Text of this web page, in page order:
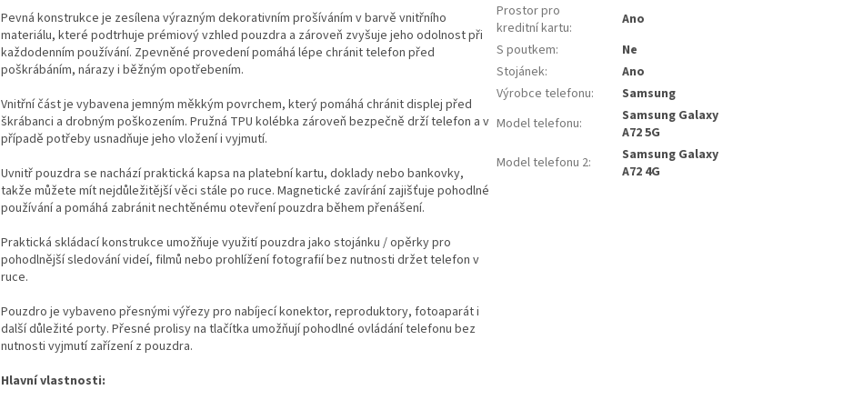
Pevná konstrukce je zesílena výrazným dekorativním prošíváním v barvě vnitřního
materiálu, které podtrhuje prémiový vzhled pouzdra a zároveň zvyšuje jeho odolnost při
každodenním používání. Zpevněné provedení pomáhá lépe chránit telefon před
poškrábáním, nárazy i běžným opotřebením.
Vnitřní část je vybavena jemným měkkým povrchem, který pomáhá chránit displej před
škrábanci a drobným poškozením. Pružná TPU kolébka zároveň bezpečně drží telefon a v
případě potřeby usnadňuje jeho vložení i vyjmutí.
Uvnitř pouzdra se nachází praktická kapsa na platební kartu, doklady nebo bankovky,
takže můžete mít nejdůležitější věci stále po ruce. Magnetické zavírání zajišťuje pohodlné
používání a pomáhá zabránit nechtěnému otevření pouzdra během přenášení.
Praktická skládací konstrukce umožňuje využití pouzdra jako stojánku / opěrky pro
pohodlnější sledování videí, filmů nebo prohlížení fotografií bez nutnosti držet telefon v
ruce.
Pouzdro je vybaveno přesnými výřezy pro nabíjecí konektor, reproduktory, fotoaparát i
další důležité porty. Přesné prolisy na tlačítka umožňují pohodlné ovládání telefonu bez
nutnosti vyjmutí zařízení z pouzdra.
Hlavní vlastnosti:
Prostor pro
kreditní kartu:
Ano
S poutkem:
Ne
Stojánek:
Ano
Výrobce telefonu:
Samsung
Model telefonu:
Samsung Galaxy
A72 5G
Model telefonu 2:
Samsung Galaxy
A72 4G